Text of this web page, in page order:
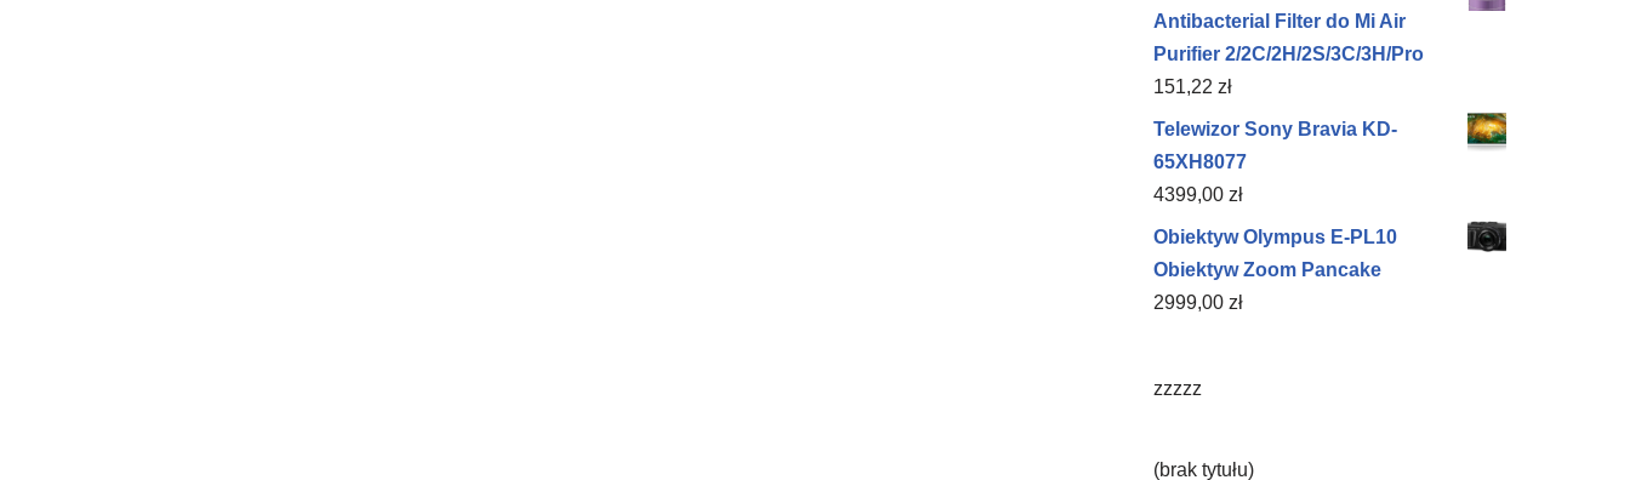
Antibacterial Filter do Mi Air
Purifier 2/2C/2H/2S/3C/3H/Pro
151,22 zł
Telewizor Sony Bravia KD-
65XH8077
4399,00 zł
Obiektyw Olympus E‑PL10
Obiektyw Zoom Pancake
2999,00 zł
zzzzz
(brak tytułu)